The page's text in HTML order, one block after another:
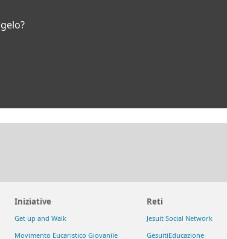
Iniziative
Get up and Walk
Movimento Eucaristico Giovanile
Reti
Jesuit Social Network
GesuitiEducazione